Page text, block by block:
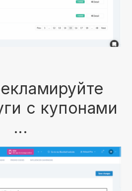
с купонами
...